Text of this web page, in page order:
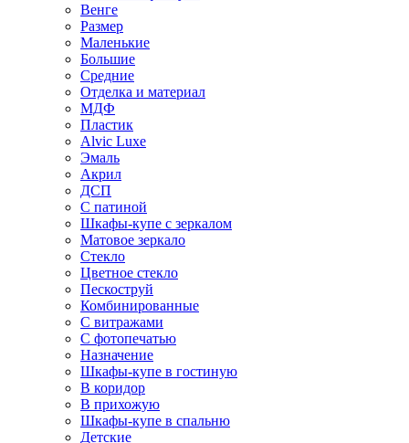
Венге
Размер
Маленькие
Большие
Средние
Отделка и материал
МДФ
Пластик
Alvic Luxe
Эмаль
Акрил
ДСП
С патиной
Шкафы-купе с зеркалом
Матовое зеркало
Стекло
Цветное стекло
Пескоструй
Комбинированные
С витражами
С фотопечатью
Назначение
Шкафы-купе в гостиную
В коридор
В прихожую
Шкафы-купе в спальню
Детские